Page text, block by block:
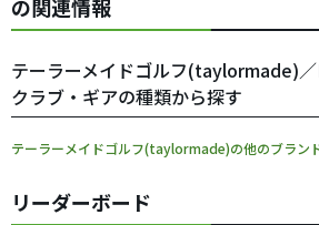
の関連情報
テーラーメイドゴルフ(taylormade)
クラブ・ギアの種類から探す
テーラーメイドゴルフ(taylormade)の他のブラン
リーダーボード